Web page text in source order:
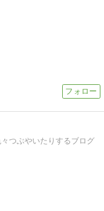
つぶやいたりするブログ